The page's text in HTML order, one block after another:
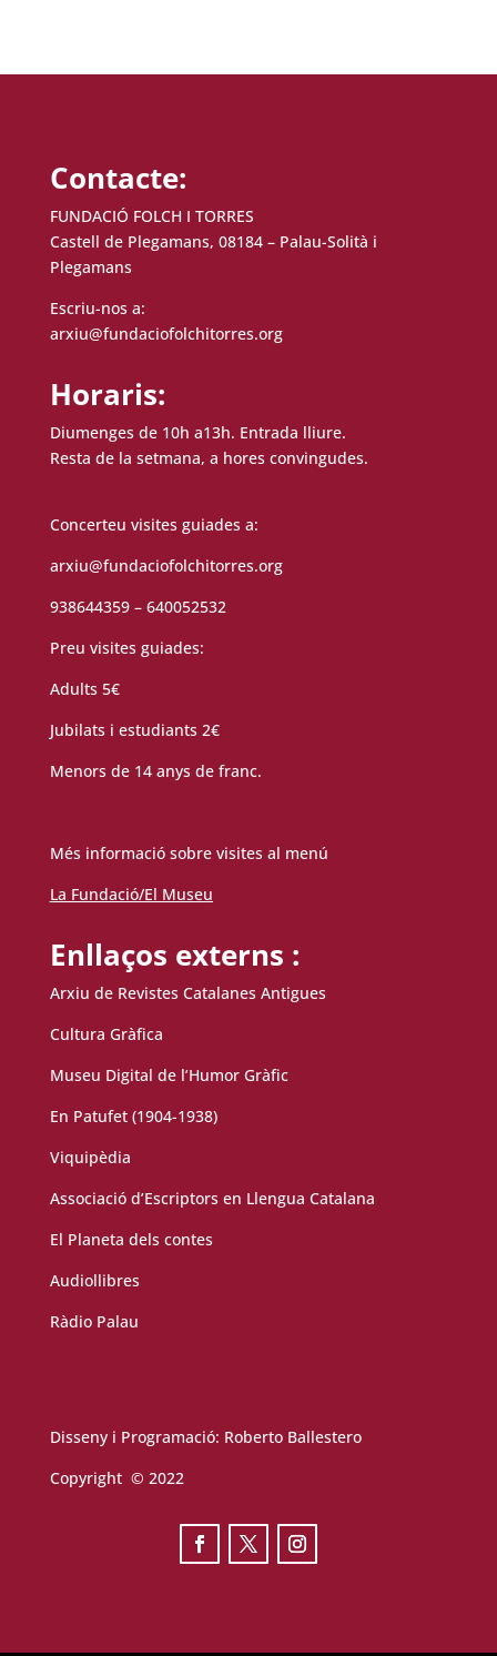
Contacte:
FUNDACIÓ FOLCH I TORRES
Castell de Plegamans, 08184 – Palau-Solità i
Plegamans
Escriu-nos a:
arxiu@fundaciofolchitorres.org
Horaris:
Diumenges de 10h a13h. Entrada lliure.
Resta de la setmana, a hores convingudes.
Concerteu visites guiades a:
arxiu@fundaciofolchitorres.org
938644359 – 640052532
Preu visites guiades:
Adults 5€
Jubilats i estudiants 2€
Menors de 14 anys de franc.
Més informació sobre visites al menú
La Fundació/El Museu
Enllaços externs :
Arxiu de Revistes Catalanes Antigues
Cultura Gràfica
Museu Digital de l’Humor Gràfic
En Patufet (1904-1938)
Viquipèdia
Associació d’Escriptors en Llengua Catalana
El Planeta dels contes
Audiollibres
Ràdio Palau
Disseny i Programació: Roberto Ballestero
Copyright © 2022